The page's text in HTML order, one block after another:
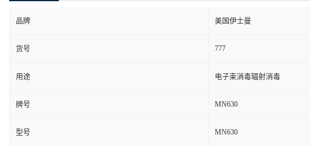
品牌 美国伊士曼
货号 777
用途 电子束消毒辐射消毒
牌号 MN630
型号 MN630